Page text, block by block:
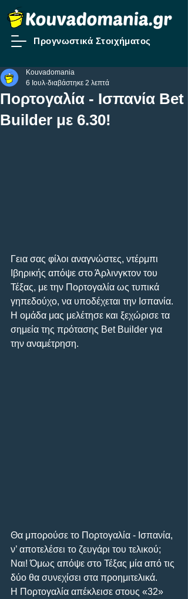
Προγνωστικά Στοιχήματος
Πορτογαλία - Ισπανία Bet
Builder με 6.30!
Kouvadomania
6 Ιουλ διαβάστηκε 2 λεπτά
Γεια σας φίλοι αναγνώστες, ντέρμπι
Ιβηρικής απόψε στο Άρλινγκτον του
Τέξας, με την Πορτογαλία ως τυπικά
γηπεδούχο, να υποδέχεται την Ισπανία.
Η ομάδα μας μελέτησε και ξεχώρισε τα
σημεία της πρότασης Bet Builder για
την αναμέτρηση.
Θα μπορούσε το Πορτογαλία - Ισπανία,
ν’ αποτελέσει το ζευγάρι του τελικού;
Ναι! Όμως απόψε στο Τέξας μία από τις
δύο θα συνεχίσει στα προημιτελικά.
Η Πορτογαλία απέκλεισε στους «32»